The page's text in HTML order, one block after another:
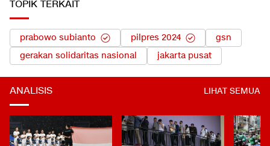
TOPIK TERKAIT
prabowo subianto pilpres 2024
gsn
gerakan solidaritas nasional
jakarta pusat
ANALISIS LIHAT SEMUA